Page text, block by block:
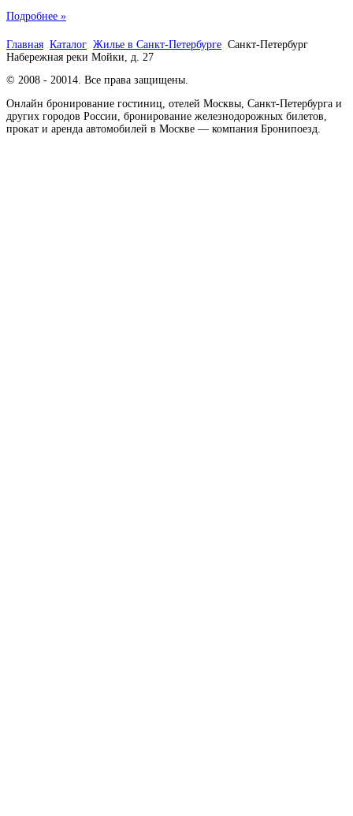
Подробнее »
Главная Каталог Жилье в Санкт-Петербурге Санкт-Петербург
Набережная реки Мойки, д. 27
© 2008 - 20014. Все права защищены.
Онлайн бронирование гостиниц, отелей Москвы, Санкт-Петербурга и
других городов России, бронирование железнодорожных билетов,
прокат и аренда автомобилей в Москве — компания Бронипоезд.